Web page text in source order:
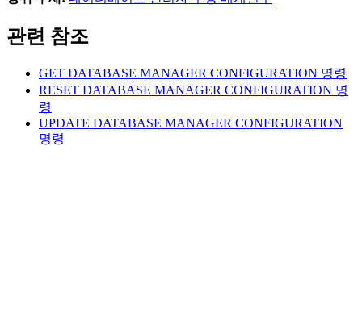
관련 참조
GET DATABASE MANAGER CONFIGURATION 명령
RESET DATABASE MANAGER CONFIGURATION 명
령
UPDATE DATABASE MANAGER CONFIGURATION
명령